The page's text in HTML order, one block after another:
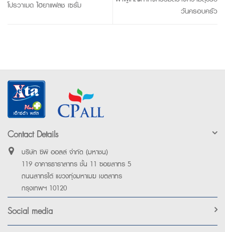
โปรวาเมด ไฮยาแฟลช เซรั่ม
วันครอบครัว
Contact Details
บริษัท ซีพี ออลล์ จำกัด (มหาชน)
119 อาคารธาราสาทร ชั้น 11 ซอยสาทร 5
ถนนสาทรใต้ แขวงทุ่งมหาเมฆ เขตสาทร
กรุงเทพฯ 10120
Social media